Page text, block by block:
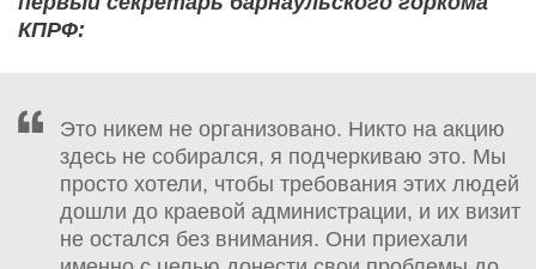
КПРФ:
Это никем не организовано. Никто на акцию
здесь не собирался, я подчеркиваю это. Мы
просто хотели, чтобы требования этих людей
дошли до краевой администрации, и их визит
не остался без внимания. Они приехали